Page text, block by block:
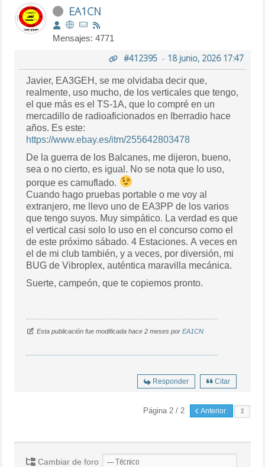
EA1CN
Mensajes: 4771
#412395- 18 junio, 2026 17:47
Javier, EA3GEH, se me olvidaba decir que,
realmente, uso mucho, de los verticales que tengo,
el que más es el TS-1A, que lo compré en un
mercadillo de radioaficionados en Iberradio hace
años. Es este:
https://www.ebay.es/itm/255642803478
De la guerra de los Balcanes, me dijeron, bueno,
sea o no cierto, es igual. No se nota que lo uso,
porque es camuflado.
Cuando hago pruebas portable o me voy al
extranjero, me llevo uno de EA3PP de los varios
que tengo suyos. Muy simpático. La verdad es que
el vertical casi solo lo uso en el concurso como el
de este próximo sábado. 4 Estaciones. A veces en
el de mi club también, y a veces, por diversión, mi
BUG de Vibroplex, auténtica maravilla mecánica.
Suerte, campeón, que te copiemos pronto.
Esta publicación fue modificada hace 2 meses porEA1CN
Responder Citar
Página 2 / 2 Anterior
Cambiar de foro